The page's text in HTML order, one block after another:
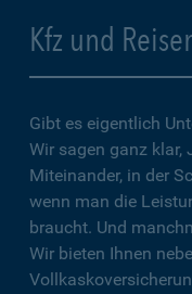
Kfz und
Gibt es eigentlich
Wir sagen ganz klar,
Miteinander, in der
wenn man die
braucht. Und
Wir bieten Ihnen